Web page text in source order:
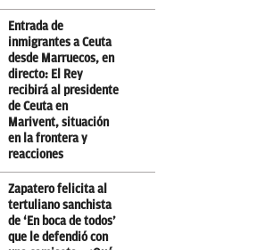
Entrada de
inmigrantes a Ceuta
desde Marruecos, en
directo: El Rey
recibirá al presidente
de Ceuta en
Marivent, situación
en la frontera y
reacciones
Zapatero felicita al
tertuliano sanchista
de ‘En boca de todos’
que le defendió con